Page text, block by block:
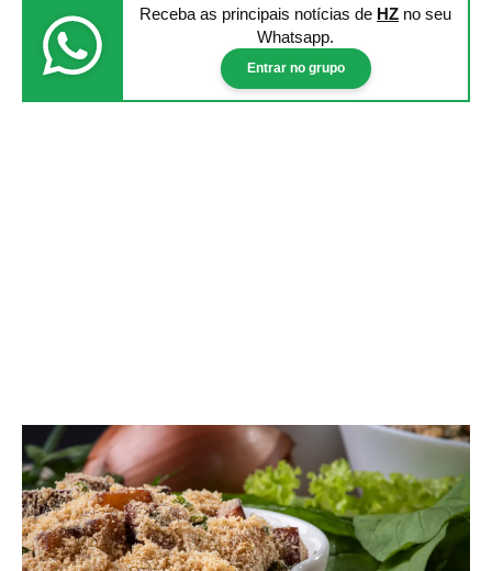
Receba as principais notícias de HZ no seu
Whatsapp.
Entrar no grupo